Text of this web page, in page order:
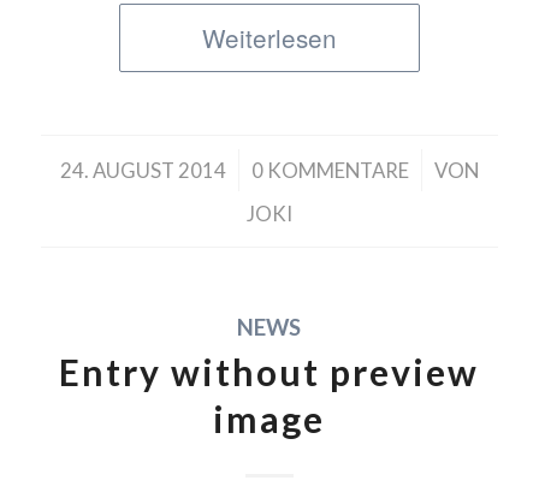
Weiterlesen
24. AUGUST 2014
/ 0 KOMMENTARE
/
VON
JOKI
NEWS
Entry without preview
image